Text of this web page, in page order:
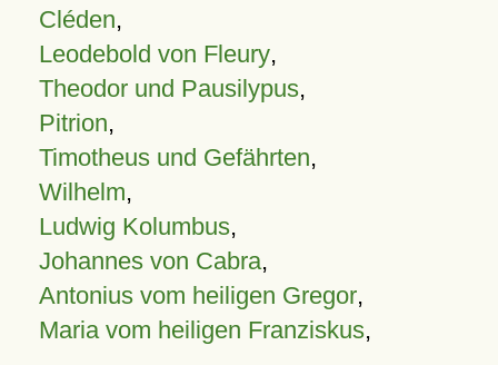
Cléden,
Leodebold von Fleury,
Theodor und Pausilypus,
Pitrion,
Timotheus und Gefährten,
Wilhelm,
Ludwig Kolumbus,
Johannes von Cabra,
Antonius vom heiligen Gregor,
Maria vom heiligen Franziskus,